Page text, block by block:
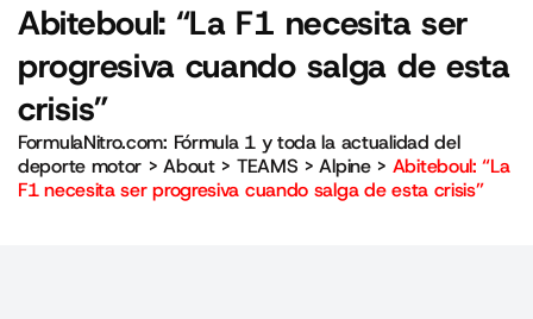
Abiteboul: “La F1 necesita ser
progresiva cuando salga de esta
crisis”
FormulaNitro.com: Fórmula 1 y toda la actualidad del
deporte motor >About> TEAMS >Alpine> Abiteboul: “La
F1 necesita ser progresiva cuando salga de esta crisis”